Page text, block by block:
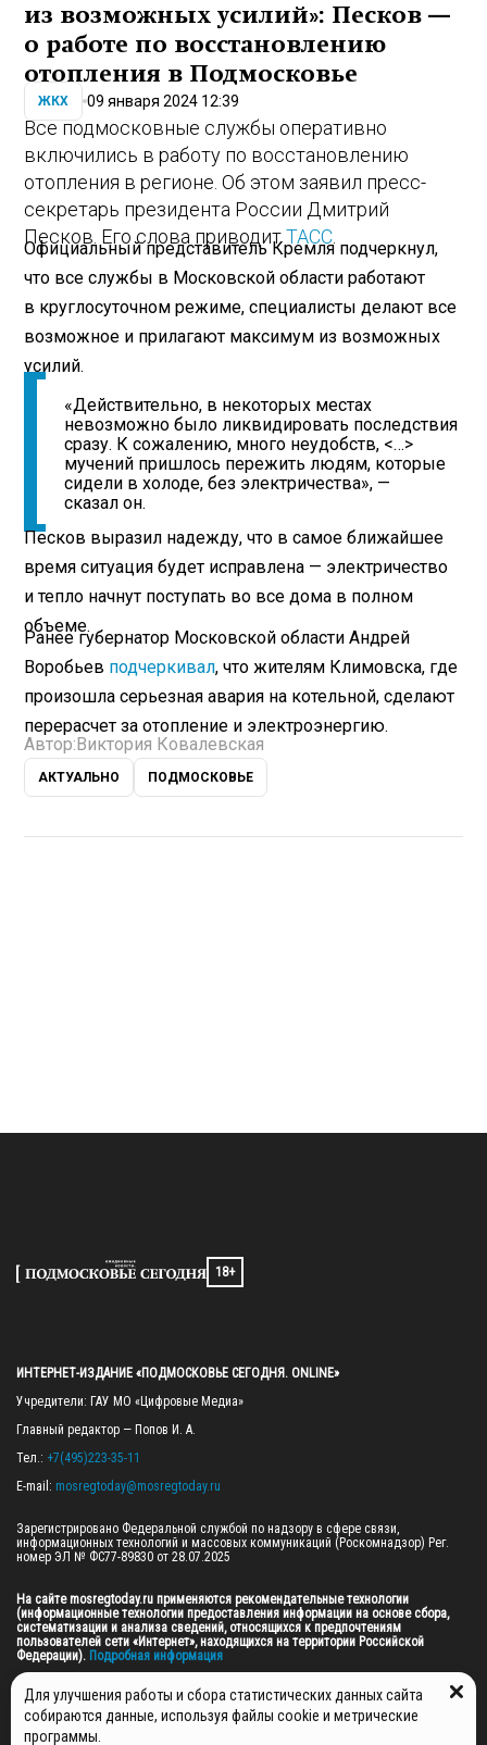
из возможных усилий»: Песков —
о работе по восстановлению
отопления в Подмосковье
ЖКХ 09 января 2024 12:39
Все подмосковные службы оперативно
включились в работу по восстановлению
отопления в регионе. Об этом заявил пресс-
секретарь президента России Дмитрий
Песков. Его слова приводитТАСС
Официальный представитель Кремля подчеркнул,
что все службы в Московской области работают
в круглосуточном режиме, специалисты делают все
возможное и прилагают максимум из возможных
усилий.
«Действительно, в некоторых местах
невозможно было ликвидировать последствия
сразу. К сожалению, много неудобств, <…>
мучений пришлось пережить людям, которые
сидели в холоде, без электричества», —
сказал он.
Песков выразил надежду, что в самое ближайшее
время ситуация будет исправлена — электричество
и тепло начнут поступать во все дома в полном
объеме.
Ранее губернатор Московской области Андрей
Воробьев подчеркивал, что жителям Климовска, где
произошла серьезная авария на котельной, сделают
перерасчет за отопление и электроэнергию.
Автор:Виктория Ковалевская
АКТУАЛЬНО ПОДМОСКОВЬЕ
18+
ИНТЕРНЕТ-ИЗДАНИЕ «ПОДМОСКОВЬЕ СЕГОДНЯ. ONLINE»
Учредители: ГАУ МО «Цифровые Медиа»
Главный редактор — Попов И. А.
Тел.: +7(495)223-35-11
E-mail: mosregtoday@mosregtoday.ru
Зарегистрировано Федеральной службой по надзору в сфере связи,
информационных технологий и массовых коммуникаций (Роскомнадзор) Рег.
номер ЭЛ № ФС77-89830 от 28.07.2025
На сайте mosregtoday.ru применяются рекомендательные технологии
(информационные технологии предоставления информации на основе сбора,
систематизации и анализа сведений, относящихся к предпочтениям
пользователей сети «Интернет», находящихся на территории Российской
Федерации). Подробная информация
© 2026 ПРАВА НА ВСЕ МАТЕРИАЛЫ САЙТА ПРИНАДЛЕЖАТ ГАУ МО "ЦИФРОВЫЕ
МЕДИА" (ОГРН: 1255000059467).
Для улучшения работы и сбора статистических данных сайта
собираются данные, используя файлы cookie и метрические
программы.